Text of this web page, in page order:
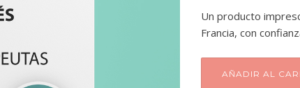
Un producto
Francia, con
AÑADIR AL